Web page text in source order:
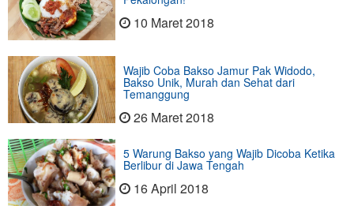
10 Maret 2018
Wajib Coba Bakso Jamur Pak Widodo,
Bakso Unik, Murah dan Sehat dari
Temanggung
26 Maret 2018
5 Warung Bakso yang Wajib Dicoba Ketika
Berlibur di Jawa Tengah
16 April 2018